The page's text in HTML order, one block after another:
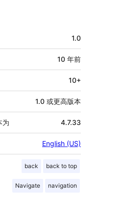
1.0
10 年前
10+
1.0 或更高版本
为 4.7.33
English (US)
back back to top
Navigate navigation